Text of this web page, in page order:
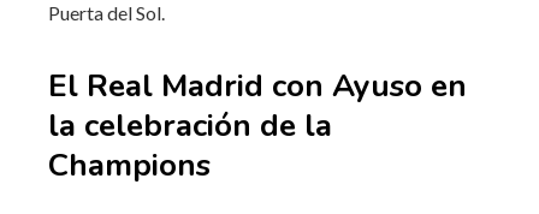
Puerta del Sol.
El Real Madrid con Ayuso en
la celebración de la
Champions